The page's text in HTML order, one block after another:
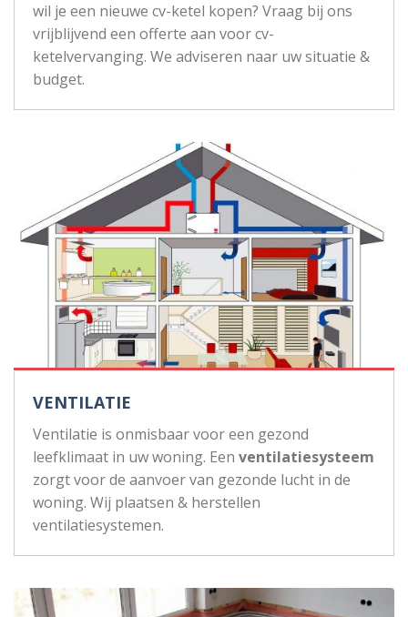
wil je een nieuwe cv-ketel kopen? Vraag bij ons
vrijblijvend een offerte aan voor cv-
ketelvervanging. We adviseren naar uw situatie &
budget.
VENTILATIE
Ventilatie is onmisbaar voor een gezond
leefklimaat in uw woning. Een ventilatiesysteem
zorgt voor de aanvoer van gezonde lucht in de
woning. Wij plaatsen & herstellen
ventilatiesystemen.